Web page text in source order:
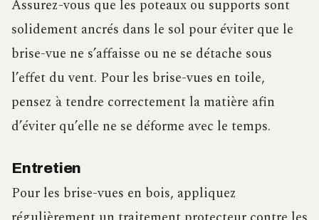
Assurez-vous que les poteaux ou supports sont
solidement ancrés dans le sol pour éviter que le
brise-vue ne s’affaisse ou ne se détache sous
l’effet du vent. Pour les brise-vues en toile,
pensez à tendre correctement la matière afin
d’éviter qu’elle ne se déforme avec le temps.
Entretien
Pour les brise-vues en bois, appliquez